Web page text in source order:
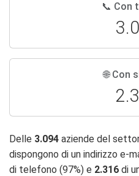
📞 Con
🌐 Con
Delle 3.094 aziende del
dispongono di un indirizzo e-
di telefono (97%) e 2.316 di